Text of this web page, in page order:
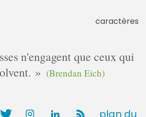
caractères
n'engagent que ceux qui
(Brendan Eich)
plan du